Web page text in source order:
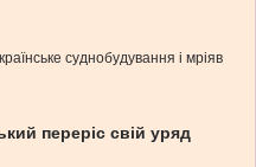
суднобудування і мріяв
переріс свій уряд